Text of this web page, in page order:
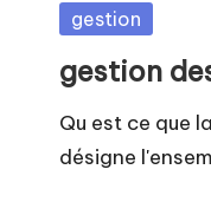
Posted
gestion
gestion
Qu est ce que
désigne